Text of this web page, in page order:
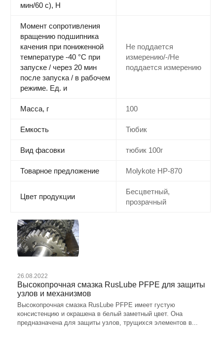
мин/60 с), Н
Момент сопротивления
вращению подшипника
качения при пониженной
температуре -40 °С при
запуске / через 20 мин
после запуска / в рабочем
режиме. Ед. и
Не поддается
измерению/-/Не
поддается измерению
Масса, г 100
Емкость Тюбик
Вид фасовки тюбик 100г
Товарное предложение Molykote HP-870
Цвет продукции
Бесцветный,
прозрачный
26.08.2022
Высокопрочная смазка RusLube PFPE для защиты
узлов и механизмов
Высокопрочная смазка RusLube PFPE имеет густую
консистенцию и окрашена в белый заметный цвет. Она
предназначена для защиты узлов, трущихся элементов в...